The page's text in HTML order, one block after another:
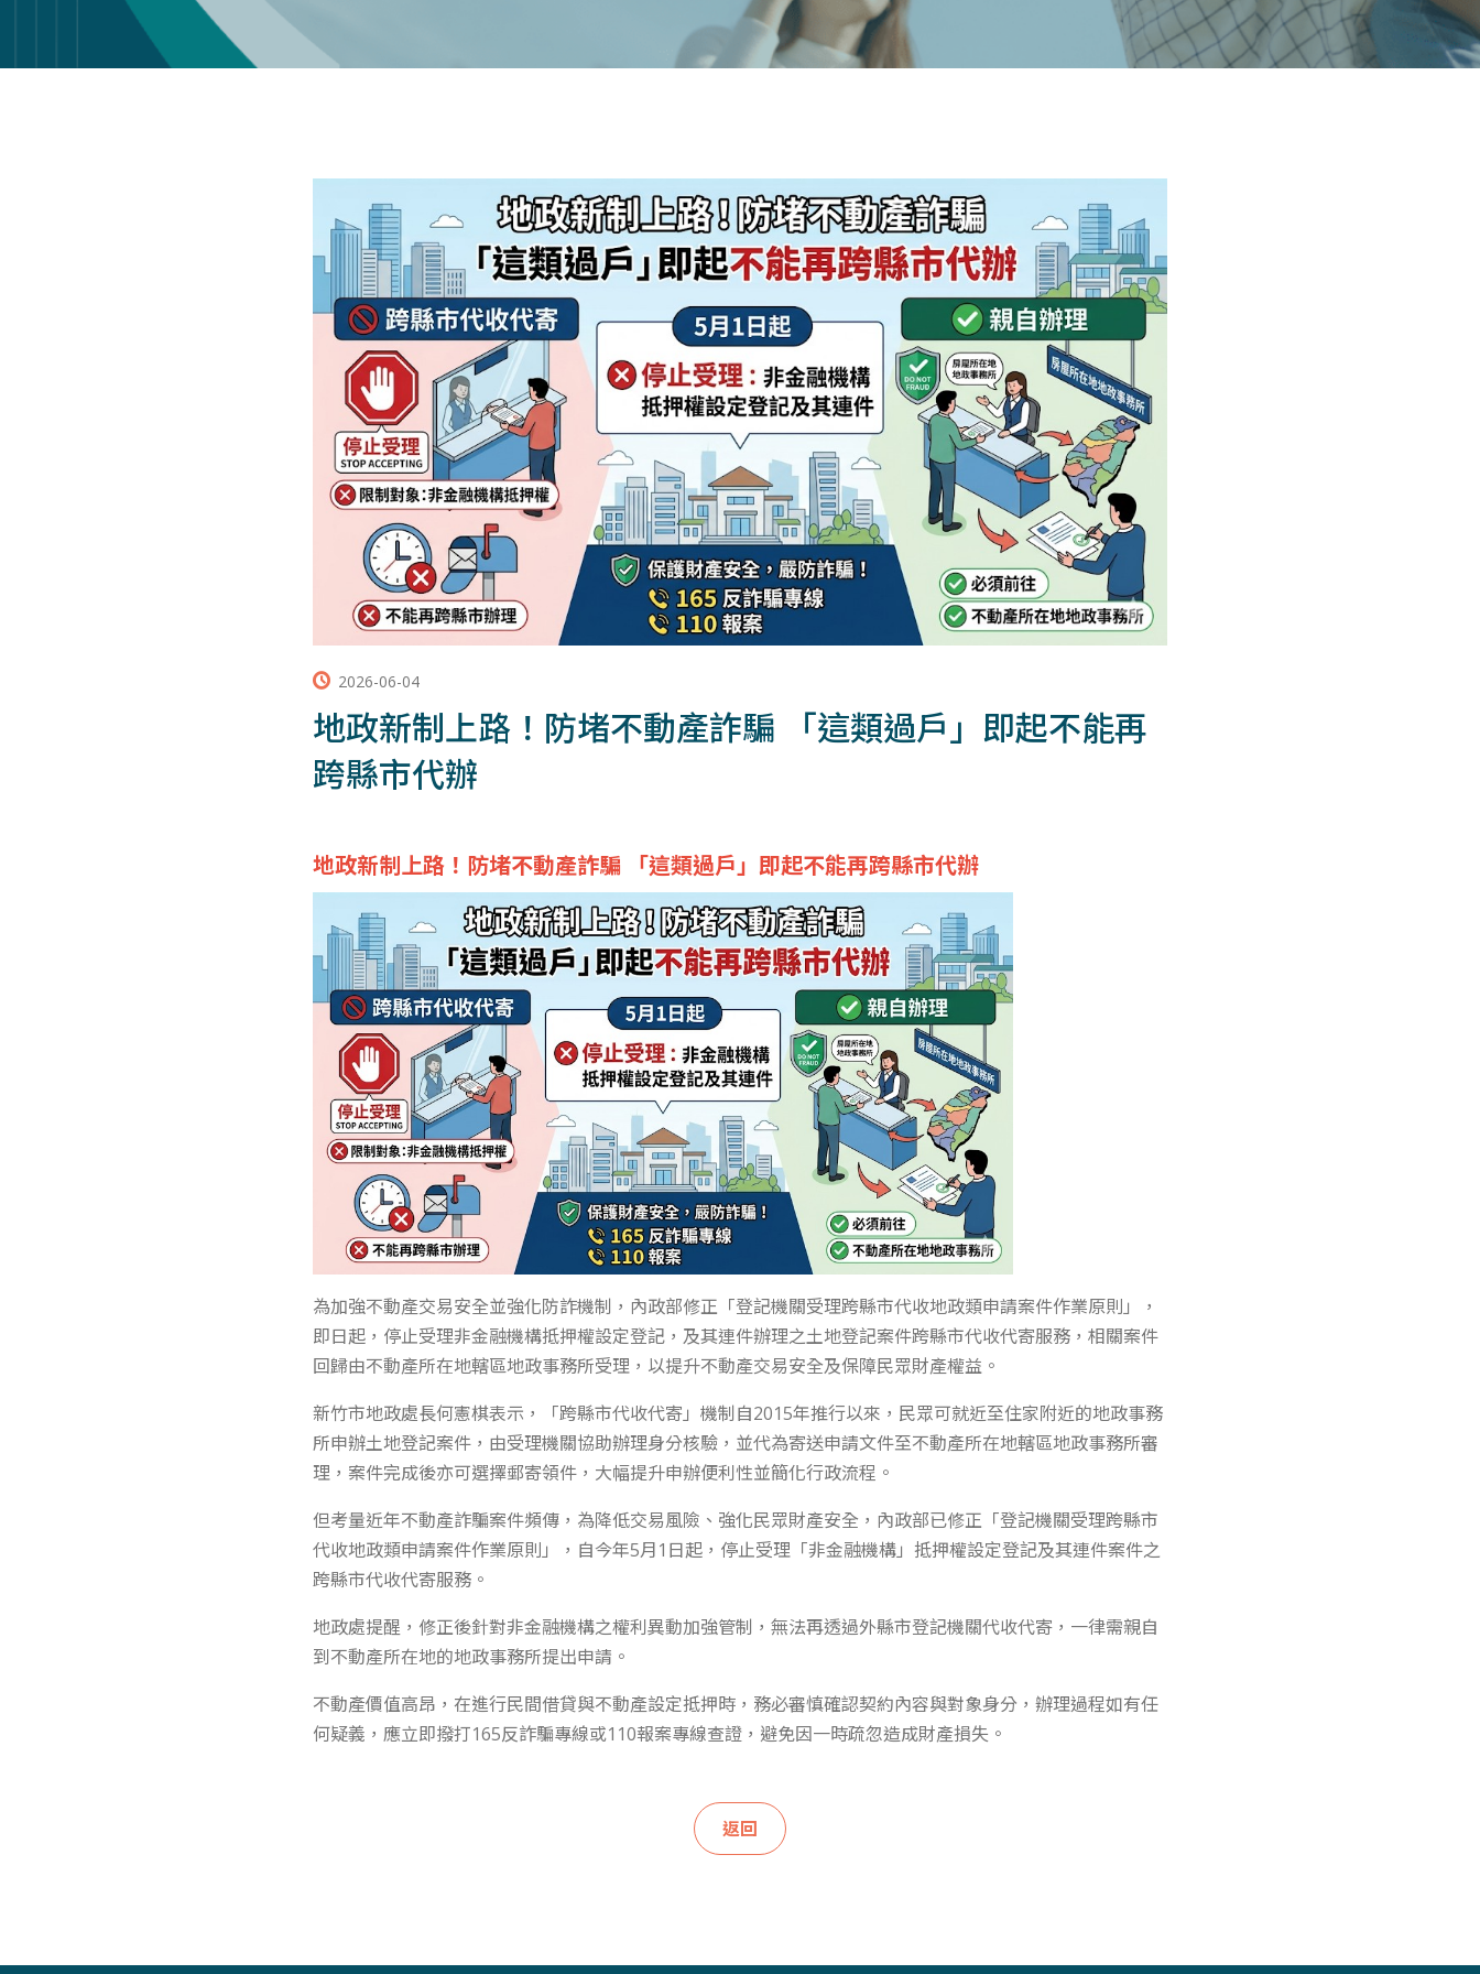
2026-06-04
地政新制上路！防堵不動產詐騙 「這類過戶」即起不能再
跨縣市代辦
地政新制上路！防堵不動產詐騙 「這類過戶」即起不能再跨縣市代辦
為加強不動產交易安全並強化防詐機制，內政部修正「登記機關受理跨縣市代收地政類申請案件作業原則」，
即日起，停止受理非金融機構抵押權設定登記，及其連件辦理之土地登記案件跨縣市代收代寄服務，相關案件
回歸由不動產所在地轄區地政事務所受理，以提升不動產交易安全及保障民眾財產權益。
新竹市地政處長何憲棋表示，「跨縣市代收代寄」機制自2015年推行以來，民眾可就近至住家附近的地政事務
所申辦土地登記案件，由受理機關協助辦理身分核驗，並代為寄送申請文件至不動產所在地轄區地政事務所審
理，案件完成後亦可選擇郵寄領件，大幅提升申辦便利性並簡化行政流程。
但考量近年不動產詐騙案件頻傳，為降低交易風險、強化民眾財產安全，內政部已修正「登記機關受理跨縣市
代收地政類申請案件作業原則」，自今年5月1日起，停止受理「非金融機構」抵押權設定登記及其連件案件之
跨縣市代收代寄服務。
地政處提醒，修正後針對非金融機構之權利異動加強管制，無法再透過外縣市登記機關代收代寄，一律需親自
到不動產所在地的地政事務所提出申請。
不動產價值高昂，在進行民間借貸與不動產設定抵押時，務必審慎確認契約內容與對象身分，辦理過程如有任
何疑義，應立即撥打165反詐騙專線或110報案專線查證，避免因一時疏忽造成財產損失。
返回